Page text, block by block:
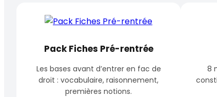
Pack Fiches Pré-rentrée
Les bases avant d’entrer en fac de
droit : vocabulaire, raisonnement,
premières notions.
8